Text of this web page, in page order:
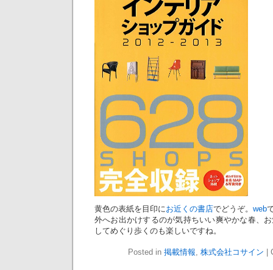
黄色の表紙を目印にお近くの書店でどうぞ。 web
外へお出かけするのが気持ちいい爽やかな春、
してめぐり歩くのも楽しいですね。
Posted in 掲載情報, 株式会社コサイン